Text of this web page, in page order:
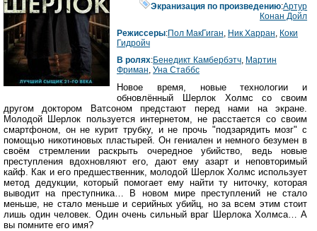
Экранизация по произведению:Артур
Конан Дойл
Режиссеры:Пол МакГиган Ник Харран Коки
Гидройч
В ролях:Бенедикт Камбербэтч Мартин
Фриман Уна Стаббс
Новое время, новые технологии и
обновлённый Шерлок Холмс со своим
другом доктором Ватсоном предстают перед нами на экране.
Молодой Шерлок пользуется интернетом, не расстается со своим
смартфоном, он не курит трубку, и не прочь "подзарядить мозг" с
помощью никотиновых пластырей. Он гениален и немного безумен в
своём стремлении раскрыть очередное убийство, ведь новые
преступления вдохновляют его, дают ему азарт и неповторимый
кайф. Как и его предшественник, молодой Шерлок Холмс использует
метод дедукции, который помогает ему найти ту ниточку, которая
выводит на преступника… В новом мире преступлений не стало
меньше, не стало меньше и серийных убийц, но за всем этим стоит
лишь один человек. Один очень сильный враг Шерлока Холмса… А
вы помните его имя?